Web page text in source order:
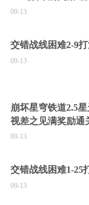
09-13
交错战线困难2-9
09-13
崩坏星穹铁道2.5
视差之见满奖励通
09-13
交错战线困难1-25
09-13